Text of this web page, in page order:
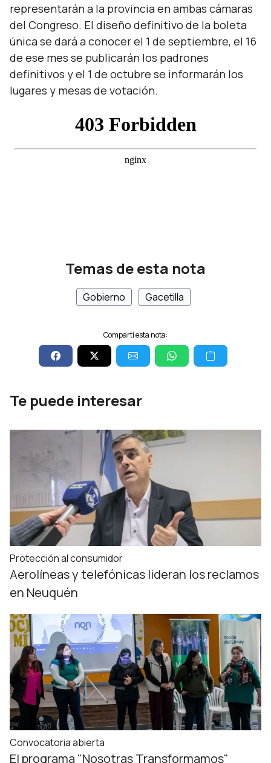
representarán a la provincia en ambas cámaras
del Congreso. El diseño definitivo de la boleta
única se dará a conocer el 1 de septiembre, el 16
de ese mes se publicarán los padrones
definitivos y el 1 de octubre se informarán los
lugares y mesas de votación.
Temas de esta nota
Gobierno Gacetilla
Compartí esta nota:
Te puede interesar
Protección al consumidor
Aerolíneas y telefónicas lideran los reclamos
en Neuquén
Convocatoria abierta
El programa "Nosotras Transformamos"